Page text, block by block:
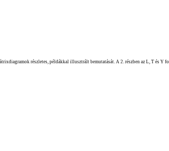
részletes, példákkal illusztrált bemutatását. A 2. részben az L, T és Y